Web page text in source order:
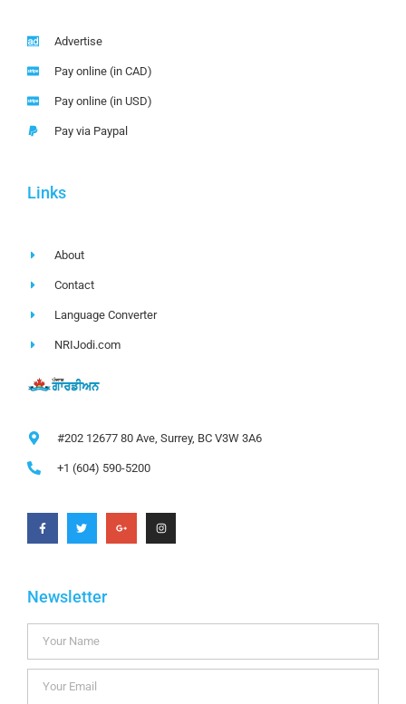
Advertise
Pay online (in CAD)
Pay online (in USD)
Pay via Paypal
Links
About
Contact
Language Converter
NRIJodi.com
#202 12677 80 Ave, Surrey, BC V3W 3A6
+1 (604) 590-5200
Newsletter